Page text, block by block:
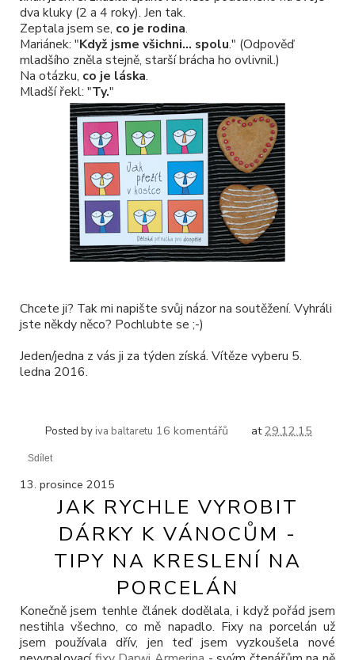
dva kluky (2 a 4 roky). Jen tak.
Zeptala jsem se, co je rodina.
Mariánek: "Když jsme všichni... spolu." (Odpověď
mladšího zněla stejně, starší brácha ho ovlivnil.)
Na otázku, co je láska.
Mladší řekl: "Ty."
Chcete ji? Tak mi napište svůj názor na soutěžení. Vyhráli
jste někdy něco? Pochlubte se ;-)
Jeden/jedna z vás ji za týden získá. Vítěze vyberu 5.
ledna 2016.
Posted by iva baltaretu at29.12.15
16 komentářů
Sdílet
13. prosince 2015
JAK RYCHLE VYROBIT
DÁRKY K VÁNOCŮM -
TIPY NA KRESLENÍ NA
PORCELÁN
Konečně jsem tenhle článek dodělala, i když pořád jsem
nestihla všechno, co mě napadlo. Fixy na porcelán už
jsem používala dřív, jen teď jsem vyzkoušela nové